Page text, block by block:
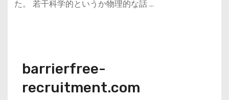
た。 若干科学的というか物理的な話 …
barrierfree-
recruitment.com